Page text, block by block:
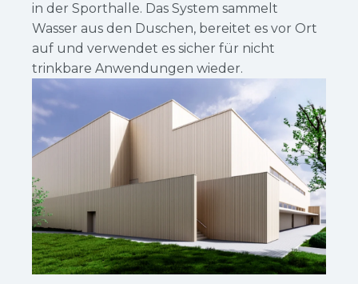
in der Sporthalle. Das System sammelt
Wasser aus den Duschen, bereitet es vor Ort
auf und verwendet es sicher für nicht
trinkbare Anwendungen wieder.